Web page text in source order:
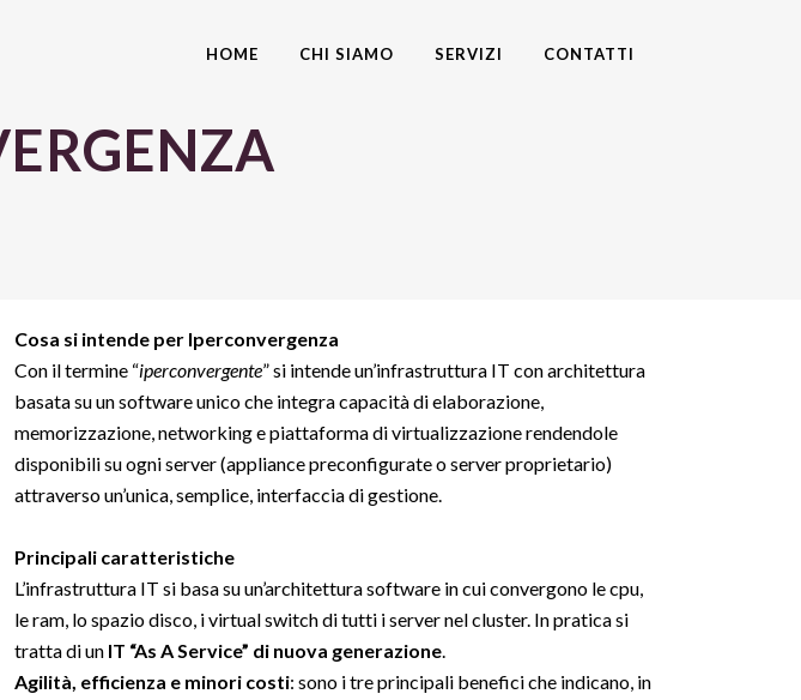
HOME CHI SIAMO SERVIZI CONTATTI
Cosa si intende per Iperconvergenza
Con il termine “iperconvergente” si intende un’infrastruttura IT con architettura
basata su un software unico che integra capacità di elaborazione,
memorizzazione, networking e piattaforma di virtualizzazione rendendole
disponibili su ogni server (appliance preconfigurate o server proprietario)
attraverso un’unica, semplice, interfaccia di gestione.
Principali caratteristiche
L’infrastruttura IT si basa su un’architettura software in cui convergono le cpu,
le ram, lo spazio disco, i virtual switch di tutti i server nel cluster. In pratica si
tratta di un IT “As A Service” di nuova generazione.
Agilità, efficienza e minori costi: sono i tre principali benefici che indicano, in